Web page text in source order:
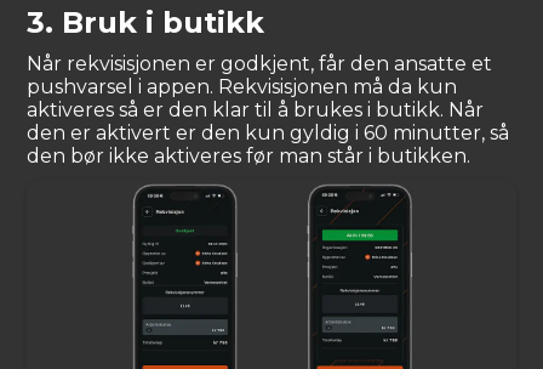
3. Bruk i butikk
Når rekvisisjonen er godkjent, får den ansatte et
pushvarsel i appen. Rekvisisjonen må da kun
aktiveres så er den klar til å brukes i butikk. Når
den er aktivert er den kun gyldig i 60 minutter, så
den bør ikke aktiveres før man står i butikken.